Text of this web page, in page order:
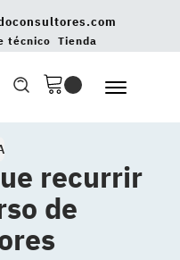
técnico Tienda
recurrir
de